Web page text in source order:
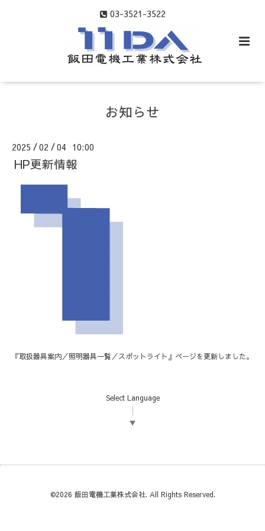
03-3521-3522
お知らせ
2025 /02 /04 10:00
HP更新情報
『取扱器具案内／照明器具一覧／スポットライト 』ページを更新しました。
Select Language
▼
©2026 飯田電機工業株式会社. All Rights Reserved.